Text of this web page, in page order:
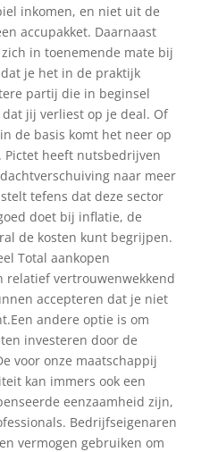
inkomen, en niet uit de
accupakket. Daarnaast
in toenemende mate bij
je het in de praktijk
partij die in beginsel
jij verliest op je deal. Of
de basis komt het neer op
Pictet heeft nutsbedrijven
naar meer
tefens dat deze sector
doet bij inflatie, de
de kosten kunt begrijpen.
Total aankopen
relatief vertrouwenwekkend
accepteren dat je niet
andere optie is om
investeren door de
voor onze maatschappij
kan immers ook een
eenzaamheid zijn,
Bedrijfseigenaren
vermogen gebruiken om